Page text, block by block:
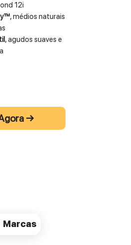
12i
, médios naturais
, agudos suaves e
faladas
12i, desenvolvida
clara,
em
ricos e bem
de cúpula
→
Marcas